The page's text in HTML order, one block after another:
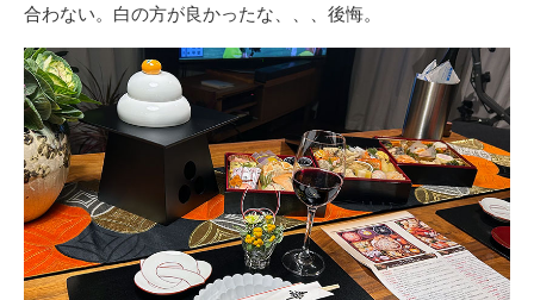
合わない。白の方が良かったな、、、後悔。